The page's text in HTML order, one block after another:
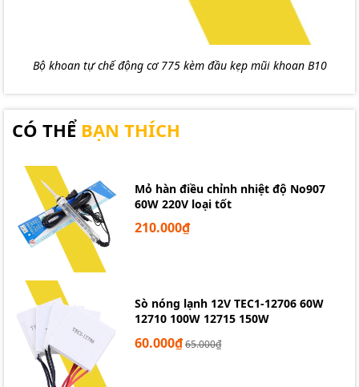
Bộ khoan tự chế động cơ 775 kèm đầu kẹp mũi khoan B10
CÓ THỂ BẠN THÍCH
Mỏ hàn điều chỉnh nhiệt độ No907
60W 220V loại tốt
210.000₫
Sò nóng lạnh 12V TEC1-12706 60W
12710 100W 12715 150W
60.000₫65.000₫